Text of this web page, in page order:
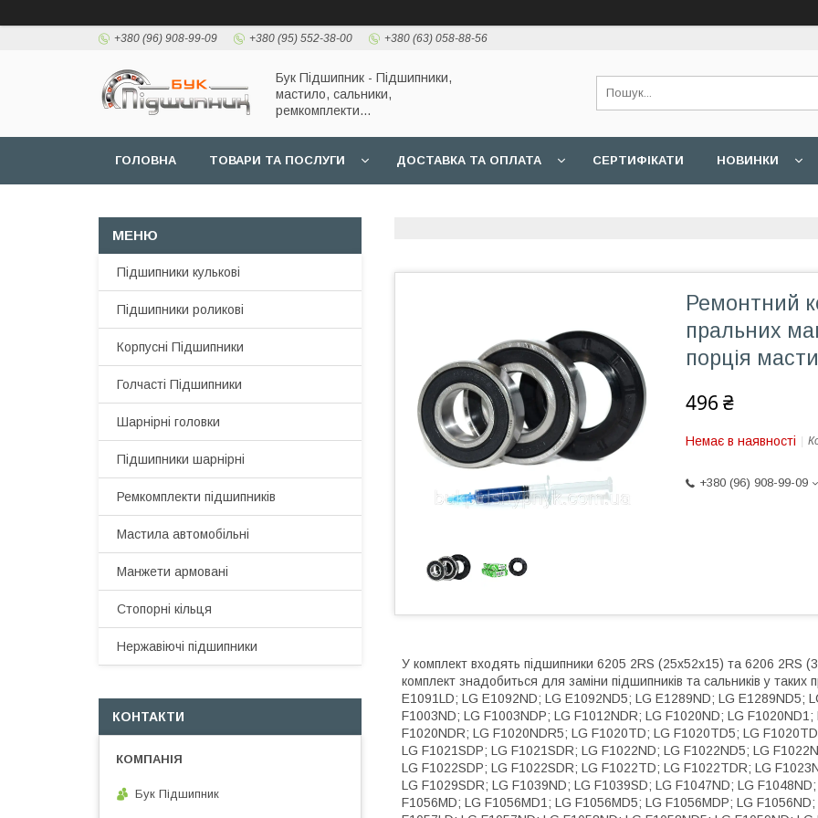
+380 (96) 908-99-09 +380 (95) 552-38-00 +380 (63) 058-88-56
Бук Підшипник - Підшипники,
мастило, сальники,
ремкомплекти...
ГОЛОВНА ТОВАРИ ТА ПОСЛУГИ ДОСТАВКА ТА ОПЛАТА СЕРТИФІКАТИ НОВИНКИ
Ремонтний
пральних
порція
496 ₴
Немає в наявності
+380 (96) 908-99-09
У комплект входять підшипники 6205 2RS (25x52x15) та 6206 2RS (30x62x16), а також сальник 37*66*9.5/12.5. Цей комплект знадобиться для заміни підшипників та сальників у таких пральних машинах: LG E1039SD; LG E1069LD; LG E1091LD; LG E1092ND; LG E1092ND5; LG E1289ND; LG E1289ND5; LG E1296ND3; LG E8069LD; LG E8069SD; LG F1003ND; LG F1003NDP; LG F1012NDR; LG F1020ND; LG F1020ND1; LG F1020ND5; LG F1020NDP; LG F1020NDP5; LG F1020NDR; LG F1020NDR5; LG F1020TD; LG F1020TD5; LG F1020TDR; LG F1021ND; LG F1021NDR; LG F1021NDR5; LG F1021SDP; LG F1021SDR; LG F1022ND; LG F1022ND5; LG F1022NDP; LG F1022NDR; LG F1022NDR5; LG F1022SD; LG F1022SDP; LG F1022SDR; LG F1022TD; LG F1022TDR; LG F1023ND; LG F1023NDR; LG F1023NDR5; LG F1029NDR; LG F1029SDR; LG F1039ND; LG F1039SD; LG F1047ND; LG F1048ND; LG F1048ND1; LG F1056LD; LG F1056LDP; LG F1056MD; LG F1056MD1; LG F1056MD5; LG F1056MDP; LG F1056ND; LG F1056ND1; LG F1056NDP1; LG F1056QD; LG F1057LD; LG F1057ND; LG F1058ND; LG F1058ND5; LG F1059ND; LG F1066LP; LG F1068LD; LG F1068LD1; LG F1068LD9; LG F1068QD; LG F1068SD; LG F1068SD1; LG F1073ND; LG F1073ND3; LG F1073ND5; LG F1081ND; LG F1081ND5; LG F1088LD; LG F1089ND; LG F1089ND5; LG F1091LD; LG F1091LD1; LG F1091QD; LG F1092LD; LG F1092MD; LG F1092MD1; LG F1092MD5; LG F1092ND; LG F1092ND1; LG F1092ND5; LG F1092QD; LG F1094ND; LG F1094ND5; LG F1096ND; LG F1096ND3; LG F1096ND5; LG F1096SD3; LG F10B8MD; LG F10B8ND; LG F10B8ND1; LG F10B8ND5; LG F10B9LD; LG F10B9SD; LG F10C3LD; LG F1203CDP; LG F1203ND; LG F1203ND5; LG F1203NDP; LG F1203NDP5; LG F1211NDP; LG F1211NDR; LG F1211NDR5; LG F1211TDR; LG F1212NDR; LG F1220ND; LG F1220ND5; LG F1220NDP; LG F1220NDP5; LG F1220NDR; LG F1220NDR5; LG F1220TD; LG F1220TD5; LG F1220TDR; LG F1221ND; LG F1221NDR; LG F1221NDR5; LG F1221SDP; LG F1221SDR; LG F1222ND; LG F1222ND5; LG F1222NDP; LG F1222NDR; LG F1222NDR5; LG F1222SD; LG F1222SDP; LG F1222SDR; LG F1222TD; LG F1222TDR; LG F1222TDR5; LG F1223ND; LG F1223NDR; LG F1223NDR5; LG F1229NDR; LG F1239SD; LG F1247ND; LG F1247ND5; LG F1248ND; LG F1256LD; LG F1256LD1; LG F1256MD; LG F1256MD1; LG F1256MDP; LG F1256ND; LG F1256ND1; LG F1256NDP1; LG F1256QD; LG F1257LD; LG F1257ND; LG F1258ND; LG F1259ND; LG F1268LD; LG F1268LD1; LG F1273ND; LG F1273ND5; LG F1280ND; LG F1280ND5; LG F1280NDS; LG F1280NDS5; LG F1281ND; LG F1281ND5; LG F1289ND; LG F1289ND5; LG F1291LD1; LG F1292LD; LG F1292MD; LG F1292MD1; LG F1292ND; LG F1292ND1; LG F1294ND; LG F1296ND; LG F1296ND3; LG F1296ND5; LG F1296SD3; LG F12A8HD; LG F12A8HD5; LG F12A8HDS; LG F12A8HDS5; LG F12A8NDS; LG F12B8ND; LG F12B8ND1; LG F12B8ND5; LG F12B9LD; LG F8020ND1; LG F8056LD; LG F8056LDP; LG F8056MD; LG F8056ND; LG F8066LP; LG F8068LD; LG F8068LD1; LG F8068LD9; LG F8068SD; LG F8088LD; LG F8091LD; LG F8091LD1; LG F8092LD; LG F8092MD; LG F8092ND; LG F80B9LD; LG F80C3LD; LG M1089ND5; LG M1091LD1; LG M1092ND1; LG M1222NDR; LG WD 10302 NUP; LG WD 80186 N; LG WD 80230N; LG WD-10120ND; LG WD-10130F; LG WD-10130N; LG WD-10130NP; LG WD-10130NU; LG WD-10130NUP; LG WD-10130T; LG WD-10130TUP; LG WD-10131N; LG WD-10131NU; LG WD-10131NUP; LG WD-10132N; LG WD-10132NU; LG WD-10132SU; LG WD-10132T; LG WD-10132TU; LG WD-10150FB; LG WD-10150N; LG WD-10150NU; LG WD-10150NUP; LG WD-10150S; LG WD-10150SU; LG WD-10150SUP; LG WD-10154N; LG WD-10154NP; LG WD-10154SP; LG WD-10154TP; LG WD-10155NU; LG WD-10155NUP; LG WD-10156NU; LG WD-10156NUP; LG WD-10158NP; LG WD-10160N; LG WD-10160NP; LG WD-10160NU; LG WD-10160NUP; LG WD-10160NUV; LG WD-10160S; LG WD-10160SP; LG WD-10160SU; LG WD-10160SUP; LG WD-10160SUV; LG WD-10160TP; LG WD-10160TUP; LG WD-10163N; LG WD-10163S; LG WD-10164N; LG WD-10164NP; LG WD-10164NV; LG WD-10164S; LG WD-10164SP; LG WD-10164SV; LG WD-10164TP; LG WD-10168NP; LG WD-10175ND; LG WD-10175SD; LG WD-10180N; LG WD-10180NU; LG WD-10180NUP; LG WD-10180S; LG WD-10180SP; LG WD-10180SU; LG WD-10180TU; LG WD-10192N; LG WD-10192S; LG WD-10192SV; LG WD-10192T; LG WD-10200ND; LG WD-10202TD; LG WD-10205ND; LG WD-10205SD; LG WD-10207TD; LG WD-1020W; LG WD-10230N; LG WD-10230NU; LG WD-10230T; LG WD-10230TU; LG WD-10240N; LG WD-10240T; LG WD-10260N; LG WD-10260NP; LG WD-10260T; LG WD-10264N; LG WD-10264NP; LG WD-10264SP; LG WD-10264TP; LG WD-10302NP; LG WD-10302SP; LG WD-10302SUP; LG WD-10302TP; LG WD-10302TUP; LG WD-10330NDK; LG WD-10340ND; LG WD-10342TD; LG WD-10344ND; LG WD-10350NDK; LG WD-10353NDK; LG WD-10355NDK; LG WD-10360ND; LG WD-10360NDK; LG WD-10360SD; LG WD-10360SDK; LG WD-10362TD; LG WD-10363NDK; LG WD-10365NDK; LG WD-10384N; LG WD-10384T; LG WD-10390ND; LG WD-10390NDK; LG WD-10390SD; LG WD-10390SDK; LG WD-10392TD; LG WD-10393NDK; LG WD-10393SDK; LG WD-10395NDK; LG WD-10400NDK; LG WD-10400SDK; LG WD-10403NDK; LG WD-10403SDK; LG WD-10405NDK; LG WD-10406NDK; LG WD-10480N; LG WD-10480NP; LG WD-10480NV; LG WD-10480S; LG WD-10480SP; LG WD-10480SV; LG WD-10480T; LG WD-10480TP; LG WD-10480TV; LG WD-10481 N; LG WD-10481NP; LG WD-10481NV; LG WD-10481S; LG WD-10481T; LG WD-10481TP; LG WD-10481TV; LG WD-10482N; LG WD-10482S; LG WD-10482T; LG WD-10490N; LG WD-10490NP; LG WD-10490NV; LG WD-10490SV; LG WD-10490TP; LG WD-10490TV; LG WD-10491N; LG WD-10491NV; LG WD-10491S; LG WD-10491SV; LG WD-10492N; LG WD-10492NV; LG WD-10492S; LG WD-10492SV; LG WD-10499NE; LG WD-1050F; LG WD-1050FB; LG WD-1054FB; LG WD-1055FB; LG WD-1056FB; LG WD-10660N; LG WD-10660T; LG WD-10661N; LG WD-1070FB; LG WD-1074FB; LG WD-1080FD; LG WD-1090FB; LG WD-11230FB; LG WD-12101FD; LG WD-12120ND; LG WD-12170ND; LG WD-12170TD; LG WD-12175ND; LG WD-12175SD; LG WD-12200ND; LG WD-12200SD; LG WD-12202TD; LG WD-12205ND; LG WD-12205SD; LG WD-12207TD; LG WD-12220FD; LG WD-12330CDP; LG WD-12330ND; LG WD-12330NDK; LG WD-12331AD; LG WD-12331ADK; LG WD-12340ND; LG WD-12340NDK; LG WD-12342TD; LG WD-12344ND; LG WD-12345NDK; LG WD-12350NDK; LG WD-12353NDK; LG WD-12355NDK; LG WD-12360ND; LG WD-12360NDK; LG WD-12360SD; LG WD-
Підшипники кулькові
Підшипники роликові
Корпусні Підшипники
Голчасті Підшипники
Шарнірні головки
Підшипники шарнірні
Ремкомплекти підшипників
Мастила автомобільні
Манжети армовані
Стопорні кільця
Нержавіючі підшипники
КОНТАКТИ
Бук Підшипник